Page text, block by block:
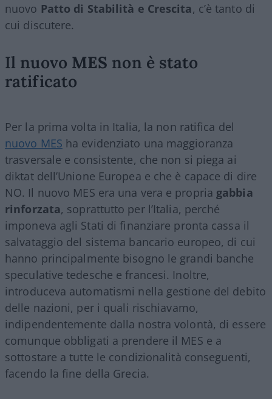
nuovo Patto di Stabilità e Crescita, c’è tanto di
cui discutere.
Il nuovo MES non è stato
ratificato
Per la prima volta in Italia, la non ratifica del
nuovo MES ha evidenziato una maggioranza
trasversale e consistente, che non si piega ai
diktat dell’Unione Europea e che è capace di dire
NO. Il nuovo MES era una vera e propria gabbia
rinforzata, soprattutto per l’Italia, perché
imponeva agli Stati di finanziare pronta cassa il
salvataggio del sistema bancario europeo, di cui
hanno principalmente bisogno le grandi banche
speculative tedesche e francesi. Inoltre,
introduceva automatismi nella gestione del debito
delle nazioni, per i quali rischiavamo,
indipendentemente dalla nostra volontà, di essere
comunque obbligati a prendere il MES e a
sottostare a tutte le condizionalità conseguenti,
facendo la fine della Grecia.